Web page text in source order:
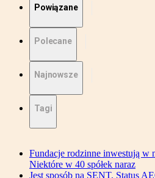
Powiązane
Polecane
Najnowsze
Tagi
Fundacje rodzinne inwestują w
Niektóre w 40 spółek naraz
Jest sposób na SENT. Status